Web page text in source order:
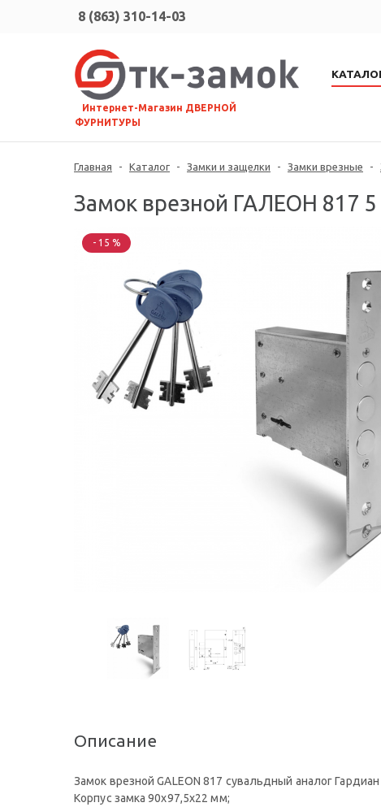
8 (863) 310-14-03
⠀Интернет-Магазин ДВЕРНОЙ
ФУРНИТУРЫ
Главная - Каталог - Замки и защелки - Замки врезные -
Замок врезной ГАЛЕОН 817
- 15 %
Описание
Замок врезной GALEON 817 сувальдный аналог Гардиан
Корпус замка 90х97,5х22 мм;